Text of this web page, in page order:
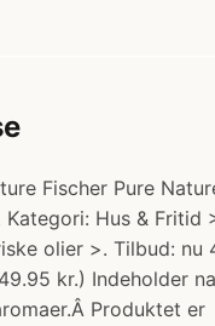
Fischer Pure
Hus & Fritid
olier >. Tilbud: nu
kr.) Indeholder
Produktet er